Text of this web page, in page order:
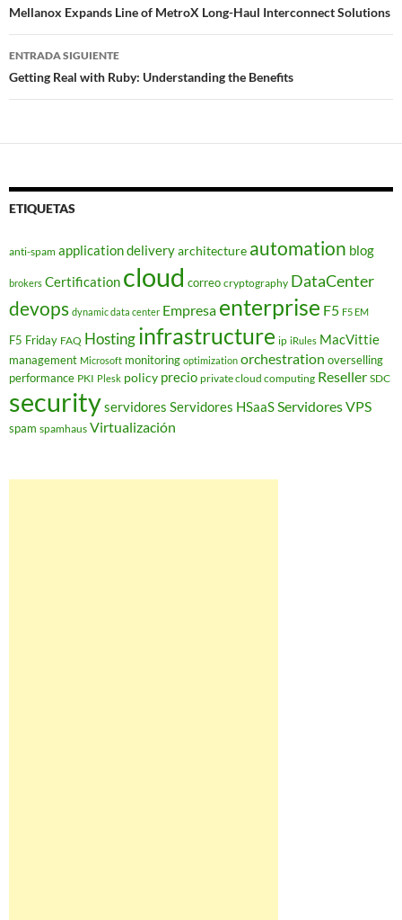
de
entradas
Mellanox Expands Line of MetroX Long-Haul Interconnect Solutions
ENTRADA SIGUIENTE
Getting Real with Ruby: Understanding the Benefits
ETIQUETAS
anti-spam application deliveryarchitecture automation blog
brokers Certification cloud correo cryptography DataCenter
devops dynamic data center Empresa enterprise F5 F5 EM
F5 Friday FAQ Hostinginfrastructure ip iRules MacVittie
management Microsoft monitoring optimization orchestration overselling
performance PKI Plesk policy precio private cloud computing Reseller SDC
securityservidores Servidores HSaaSServidores VPS
spam spamhaus Virtualización